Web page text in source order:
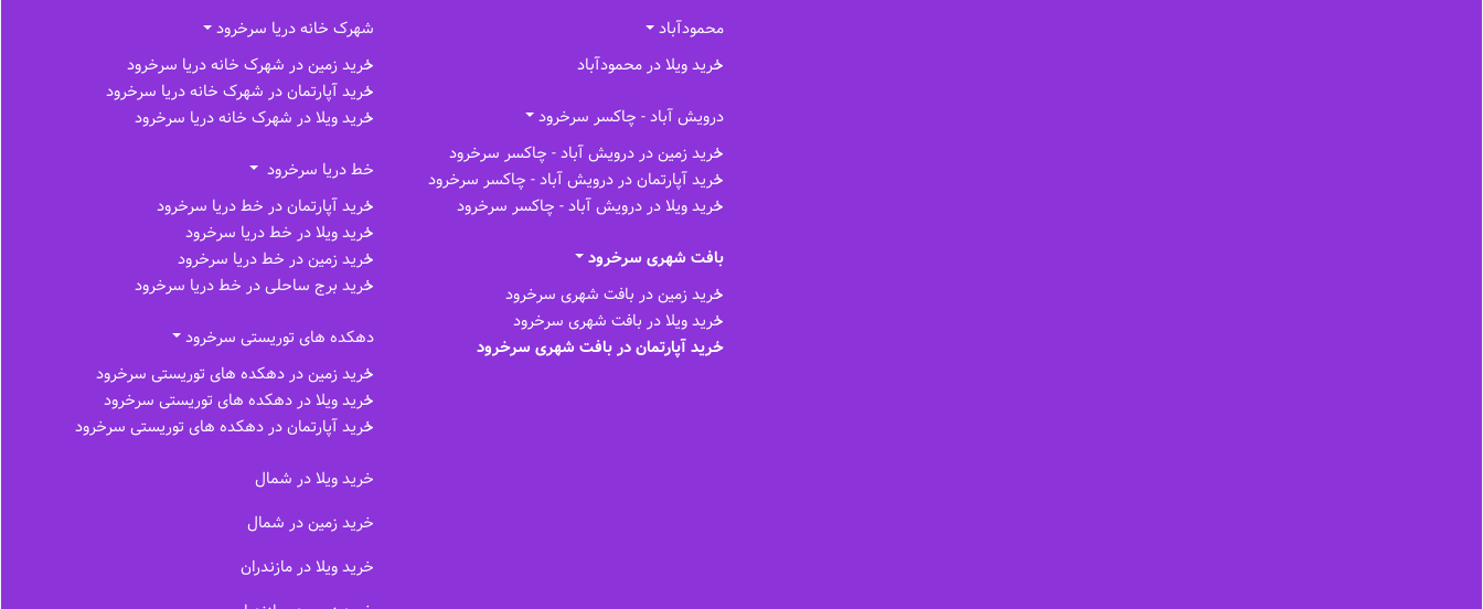
محمودآباد
خرید ویلا در محمودآباد
درویش آباد - چاکسر سرخرود
خرید زمین در درویش آباد - چاکسر سرخرود
خرید آپارتمان در درویش آباد - چاکسر سرخرود
خرید ویلا در درویش آباد - چاکسر سرخرود
بافت شهری سرخرود
خرید زمین در بافت شهری سرخرود
خرید ویلا در بافت شهری سرخرود
خرید آپارتمان در بافت شهری سرخرود
شهرک خانه دریا سرخرود
خرید زمین در شهرک خانه دریا سرخرود
خرید آپارتمان در شهرک خانه دریا سرخرود
خرید ویلا در شهرک خانه دریا سرخرود
خط دریا سرخرود
خرید آپارتمان در خط دریا سرخرود
خرید ویلا در خط دریا سرخرود
خرید زمین در خط دریا سرخرود
خرید برج ساحلی در خط‌ دریا سرخرود
دهکده های توریستی سرخرود
خرید زمین در دهکده های توریستی سرخرود
خرید ویلا در دهکده های توریستی سرخرود
خرید آپارتمان در دهکده های توریستی سرخرود
خرید ویلا در شمال
خرید زمین در شمال
خرید ویلا در مازندران